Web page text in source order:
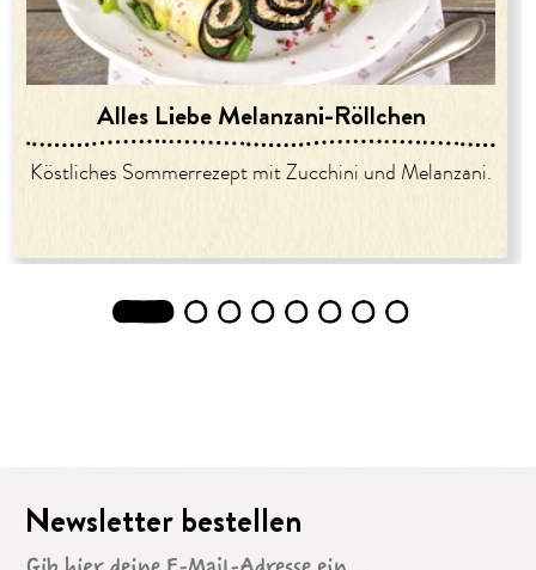
Alles Liebe Melanzani-Röllchen
Köstliches Sommerrezept mit Zucchini und Melanzani.
2 3 4 5 6 7 8
Newsletter bestellen